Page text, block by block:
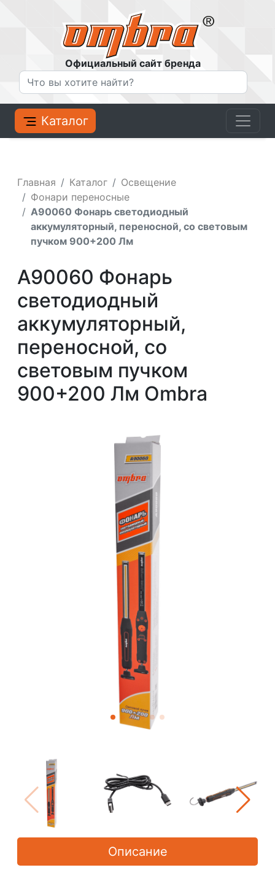
Официальный сайт бренда
Каталог
Главная Каталог
Освещение
Фонари переносные
A90060 Фонарь светодиодный
аккумуляторный, переносной, со световым
пучком 900+200 Лм
A90060 Фонарь
светодиодный
аккумуляторный,
переносной, со
световым пучком
900+200 Лм Ombra
Описание